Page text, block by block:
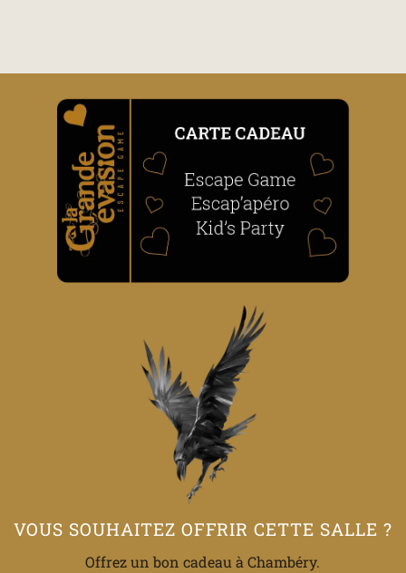
VOUS SOUHAITEZ OFFRIR CETTE SALLE ?
Offrez un bon cadeau à Chambéry.